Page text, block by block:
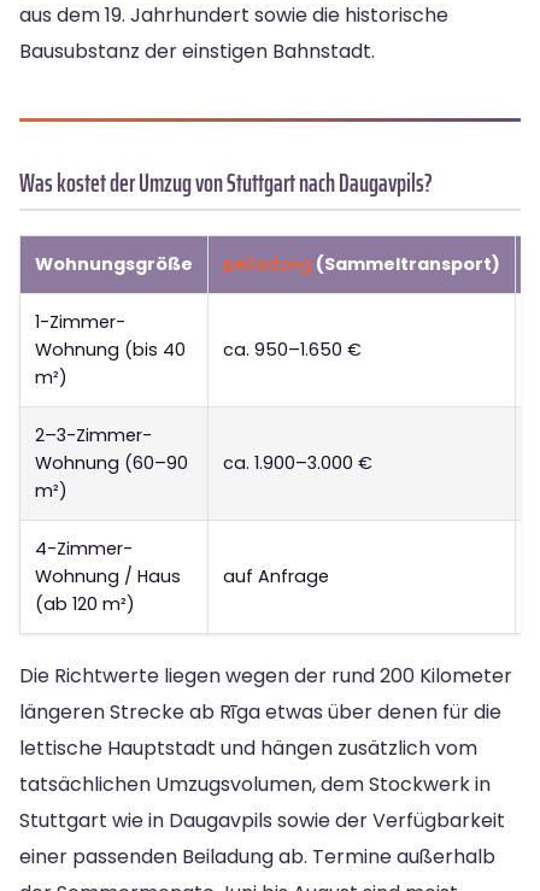
aus dem 19. Jahrhundert sowie die historische
Bausubstanz der einstigen Bahnstadt.
Was kostet der Umzug von Stuttgart nach Daugavpils?
Wohnungsgröße Beiladung (Sammeltransport)
1-Zimmer-
Wohnung (bis 40
m²)
ca. 950–1.650 €
2–3-Zimmer-
Wohnung (60–90
m²)
ca. 1.900–3.000 €
4-Zimmer-
Wohnung / Haus
(ab 120 m²)
auf Anfrage
Die Richtwerte liegen wegen der rund 200 Kilometer
längeren Strecke ab Rīga etwas über denen für die
lettische Hauptstadt und hängen zusätzlich vom
tatsächlichen Umzugsvolumen, dem Stockwerk in
Stuttgart wie in Daugavpils sowie der Verfügbarkeit
einer passenden Beiladung ab. Termine außerhalb